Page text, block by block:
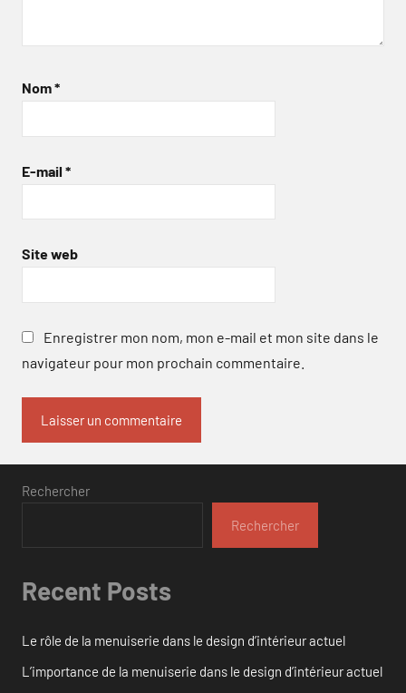
Nom*
E-mail *
Site web
Enregistrer mon nom, mon e-mail et mon site dans le
navigateur pour mon prochain commentaire.
Rechercher
Rechercher
Recent Posts
Le rôle de la menuiserie dans le design d’intérieur actuel
L’importance de la menuiserie dans le design d’intérieur actuel